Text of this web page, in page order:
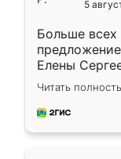
5
Больше всех
Елены
короткие
для замера
предложил
Читать